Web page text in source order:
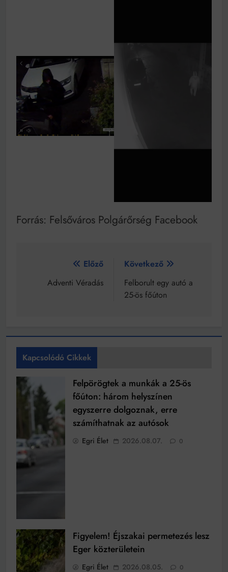
Forrás: Felsőváros Polgárőrség Facebook
Bejegyzés
navigáció
Előző
Adventi Véradás
Következő
Felborult egy autó a
25-ös főúton
Kapcsolódó Cikkek
Felpörögtek a munkák a 25-ös
főúton: három helyszínen
egyszerre dolgoznak, erre
számíthatnak az autósok
Egri Élet 2026.08.07. 0
Figyelem! Éjszakai permetezés lesz
Eger közterületein
Egri Élet 2026.08.05. 0